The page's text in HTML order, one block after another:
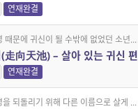
연재완결
때문에 귀신이 될 수밖에 없었던 소년...
走向天池) – 살아 있는 귀신 편
연재완결
을 되돌리기 위해 다른 이름으로 살게 ...